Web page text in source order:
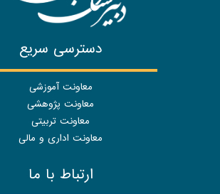
دسترسی سریع
معاونت آموزشی
معاونت پژوهشی
معاونت تربیتی
معاونت اداری و مالی
ارتباط با ما